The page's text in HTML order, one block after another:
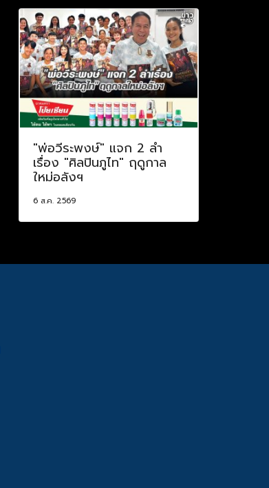
"พ่อวีระพงษ์" แจก 2 ลำ
เรื่อง "ศิลปินภูไท" ฤดูกาล
ใหม่อลังฯ
6 ส.ค. 2569